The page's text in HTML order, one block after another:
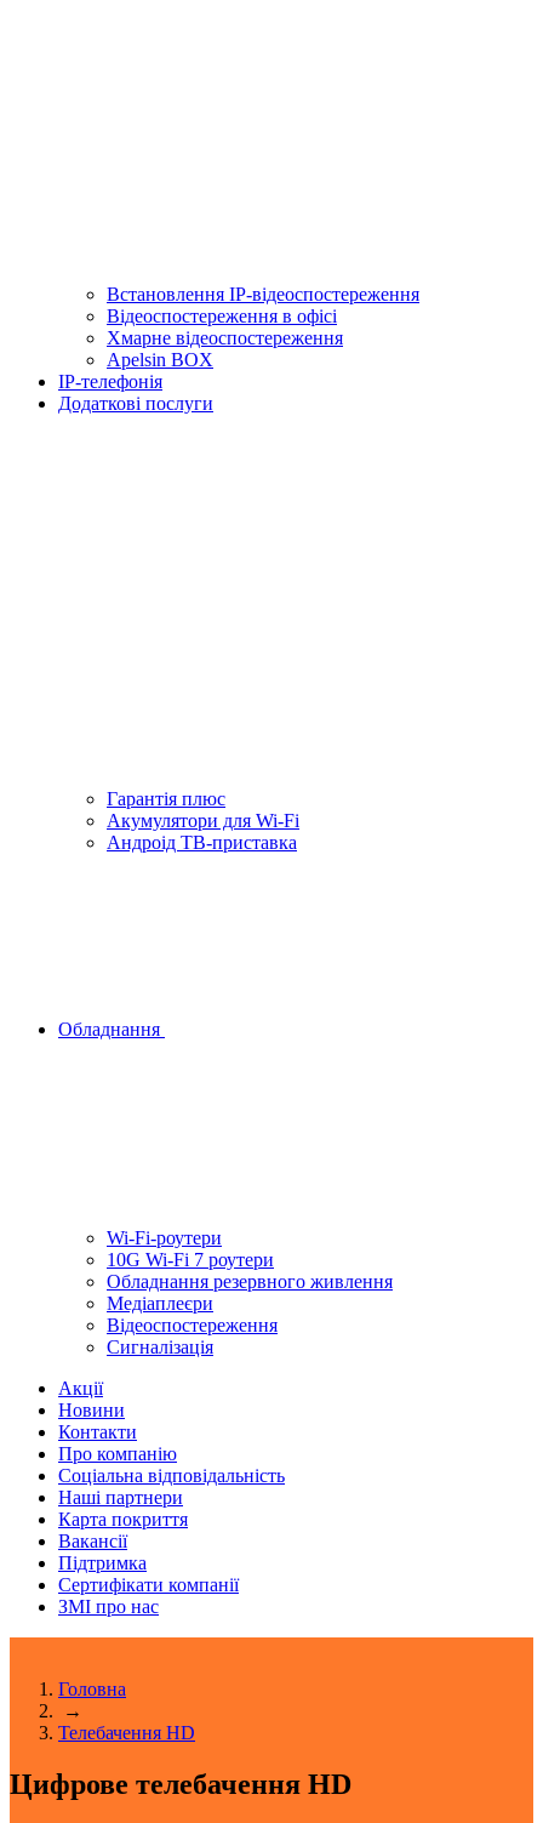
Встановлення IP-відеоспостереження
Відеоспостереження в офісі
Хмарне відеоспостереження
Apelsin BOX
IP-телефонія
Додаткові послуги
Гарантiя плюс
Акумулятори для Wi-Fi
Андроід ТВ-приставка
Обладнання
Wi-Fi-роутери
10G Wi-Fi 7 роутери
Обладнання резервного живлення
Медiаплеєри
Відеоспостереження
Сигналізація
Акції
Новини
Контакти
Про компанію
Соціальна відповідальність
Наші партнери
Карта покриття
Вакансії
Підтримка
Сертифікати компанії
ЗМІ про нас
Головна
→
Телебачення HD
Цифрове телебачення HD